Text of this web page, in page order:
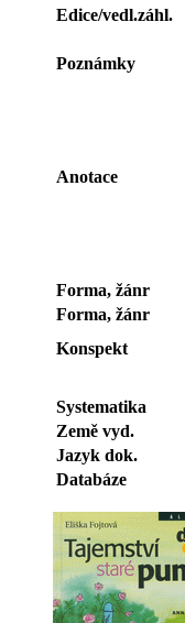
Edice/vedl.záhl.
Poznámky
Anotace
Forma, žánr
Forma, žánr
Konspekt
Systematika
Země vyd.
Jazyk dok.
Databáze